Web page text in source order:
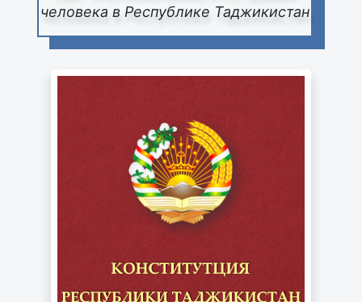
человека в Республике Таджикистан